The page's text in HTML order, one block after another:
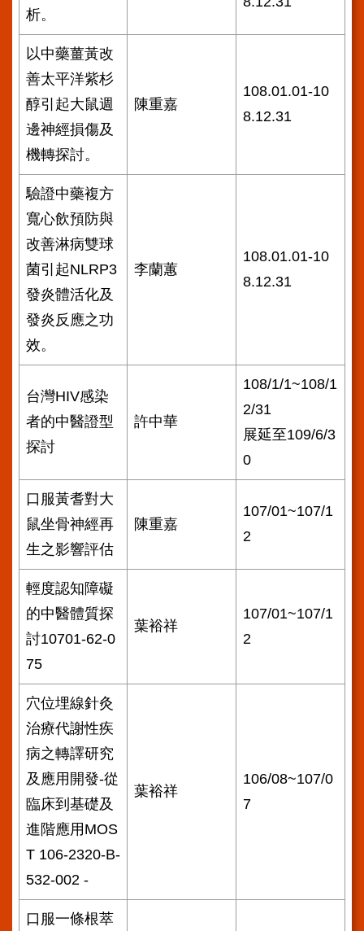
析。
以中藥薑黃改
善太平洋紫杉
醇引起大鼠週
邊神經損傷及
機轉探討。
陳重嘉
108.01.01-10
8.12.31
驗證中藥複方
寬心飲預防與
改善淋病雙球
菌引起NLRP3
發炎體活化及
發炎反應之功
效。
李蘭蕙
108.01.01-10
8.12.31
台灣HIV感染
者的中醫證型
探討
許中華
108/1/1~108/1
2/31
展延至109/6/3
0
口服黃耆對大
鼠坐骨神經再
生之影響評估
陳重嘉
107/01~107/1
2
輕度認知障礙
的中醫體質探
討10701-62-0
75
葉裕祥
107/01~107/1
2
穴位埋線針灸
治療代謝性疾
病之轉譯研究
及應用開發-從
臨床到基礎及
進階應用MOS
T 106-2320-B-
532-002 -
葉裕祥
106/08~107/0
7
口服一條根萃